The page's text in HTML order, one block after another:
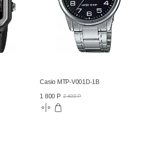
Casio MTP-V001D-1B
1 800 Р 2 400 Р